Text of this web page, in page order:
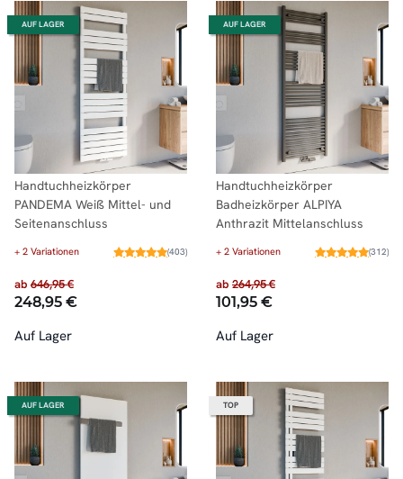
AUF LAGER
Handtuchheizkörper
PANDEMA Weiß Mittel- und
Seitenanschluss
+ 2 Variationen (403)
ab 646,95 €
248,95 €
Auf Lager
AUF LAGER
Handtuchheizkörper
Badheizkörper ALPIYA
Anthrazit Mittelanschluss
+ 2 Variationen (312)
ab 264,95 €
101,95 €
Auf Lager
AUF LAGER TOP